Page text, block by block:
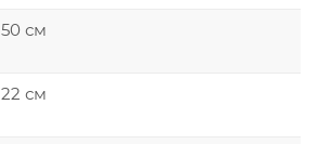
50 см
22 см